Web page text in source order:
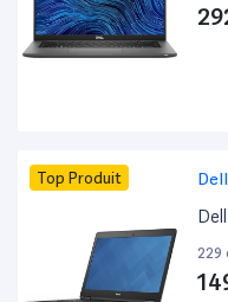
Top Produit Dell
229